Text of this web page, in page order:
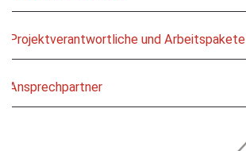
Projektverantwortliche und Arbeitspakete
Ansprechpartner